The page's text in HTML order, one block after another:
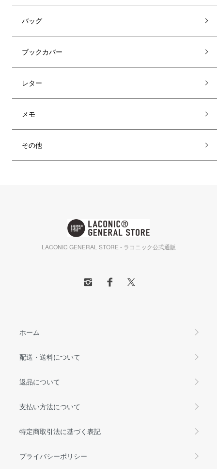
バッグ
ブックカバー
レター
メモ
その他
LACONIC GENERAL STORE - ラコニック公式通販
ホーム
配送・送料について
返品について
支払い方法について
特定商取引法に基づく表記
プライバシーポリシー